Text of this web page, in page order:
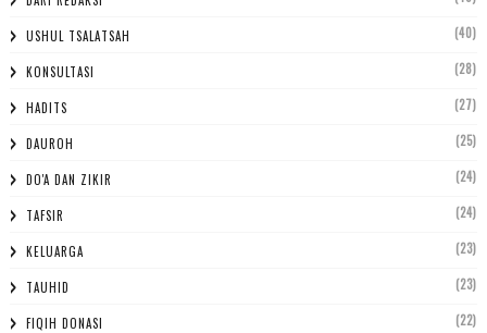
USHUL TSALATSAH (40)
KONSULTASI (28)
HADITS (27)
DAUROH (25)
DO'A DAN ZIKIR (24)
TAFSIR (24)
KELUARGA (23)
TAUHID (23)
FIQIH DONASI (22)